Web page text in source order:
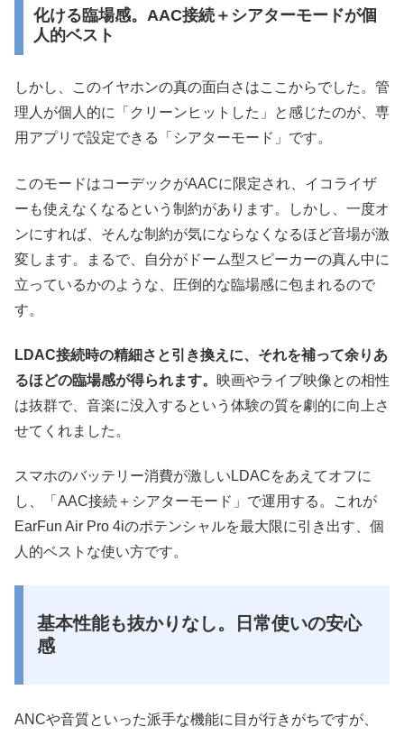
化ける臨場感。AAC接続＋シアターモードが個
人的ベスト
しかし、このイヤホンの真の面白さはここからでした。管
理人が個人的に「クリーンヒットした」と感じたのが、専
用アプリで設定できる「シアターモード」です。
このモードはコーデックがAACに限定され、イコライザ
ーも使えなくなるという制約があります。しかし、一度オ
ンにすれば、そんな制約が気にならなくなるほど音場が激
変します。まるで、自分がドーム型スピーカーの真ん中に
立っているかのような、圧倒的な臨場感に包まれるので
す。
LDAC接続時の精細さと引き換えに、それを補って余りあ
るほどの臨場感が得られます。 映画やライブ映像との相性
は抜群で、音楽に没入するという体験の質を劇的に向上さ
せてくれました。
スマホのバッテリー消費が激しいLDACをあえてオフに
し、「AAC接続＋シアターモード」で運用する。これが
EarFun Air Pro 4iのポテンシャルを最大限に引き出す、個
人的ベストな使い方です。
基本性能も抜かりなし。日常使いの安心
感
ANCや音質といった派手な機能に目が行きがちですが、